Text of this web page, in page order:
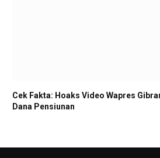
Cek Fakta: Hoaks Video Wapres
Dana Pensiunan